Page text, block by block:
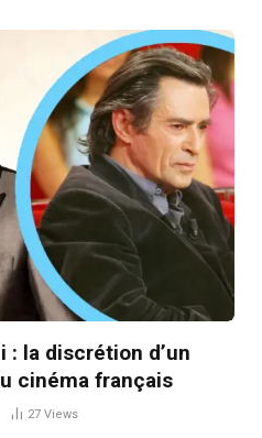
: la discrétion d’un
cinéma français
27 Views